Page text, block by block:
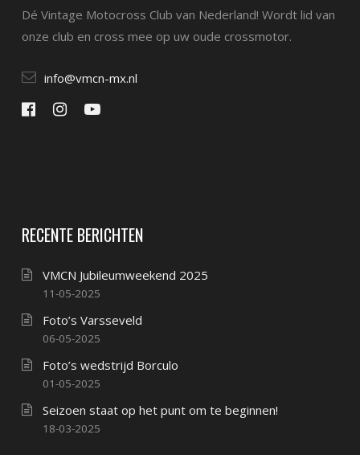
Dé Vintage Motocross Club van Nederland! Wordt lid van
onze club en cross mee op uw oude crossmotor.
info@vmcn-mx.nl
RECENTE BERICHTEN
VMCN Jubileumweekend 2025
11-05-2025
Foto’s Varsseveld
06-05-2025
Foto’s wedstrijd Borculo
01-05-2025
Seizoen staat op het punt om te beginnen!
18-03-2025